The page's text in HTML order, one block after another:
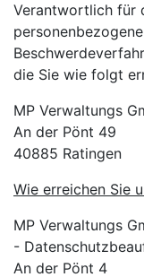
Verantwortlich für
die Sie wie folgt
MP Verwaltungs
An der Pönt 49
40885 Ratingen
Wie erreichen Sie
MP Verwaltungs
-
An der Pönt 4